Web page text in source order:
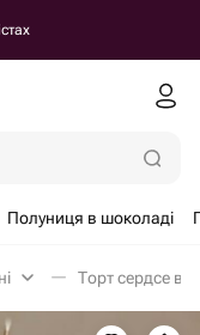
Полуниця в шоколаді
Торт сердсе в